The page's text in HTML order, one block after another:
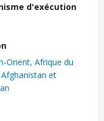
d'exécution
Orient, Afrique du
et